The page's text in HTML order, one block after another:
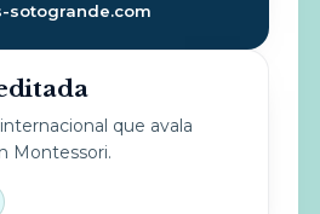
sotogrande.com
que avala
Montessori.